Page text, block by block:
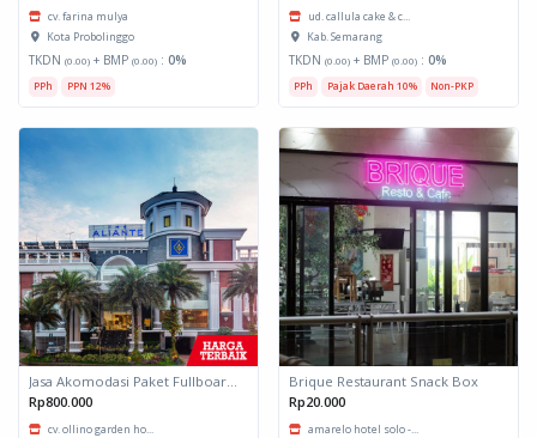
cv. farina mulya
Kota Probolinggo
TKDN (0.00) + BMP (0.00) : 0%
PPh PPN 12%
ud. callula cake & c...
Kab. Semarang
TKDN (0.00) + BMP (0.00) : 0%
PPh Pajak Daerah 10% Non-PKP
Rp800.000
cv. ollino garden ho...
Brique Restaurant Snack Box
Rp20.000
amarelo hotel solo -...